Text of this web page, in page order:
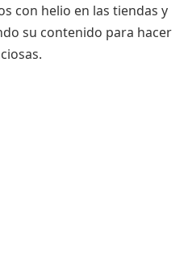
con helio en las tiendas y
su contenido para hacer